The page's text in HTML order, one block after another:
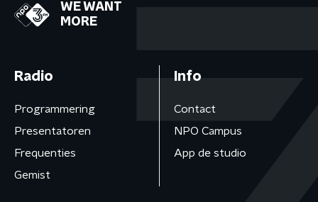
WE WANT
MORE
Radio
Programmering
Presentatoren
Frequenties
Gemist
Info
Contact
NPO Campus
App de studio